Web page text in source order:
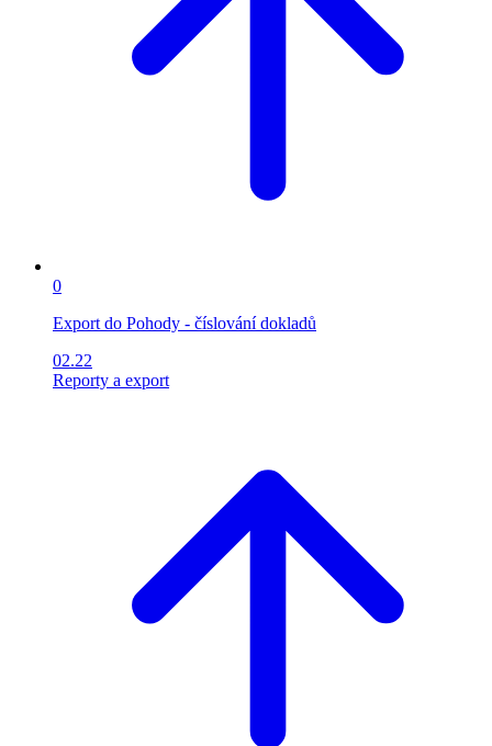
0
Export do Pohody - číslování dokladů
02.22
Reporty a export